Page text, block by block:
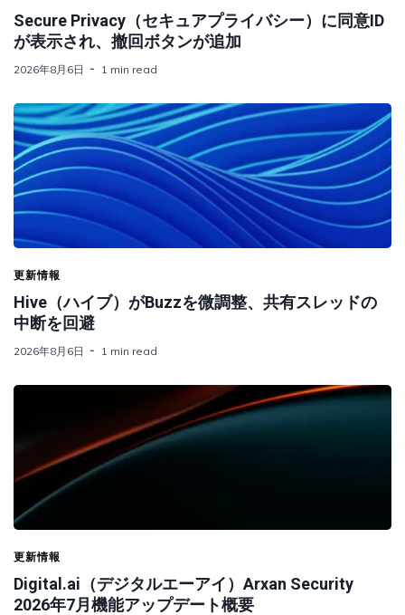
Secure Privacy（セキュアプライバシー）に同意ID
が表示され、撤回ボタンが追加
2026年8月6日 1 min read
更新情報
Hive（ハイブ）がBuzzを微調整、共有スレッドの
中断を回避
2026年8月6日 1 min read
更新情報
Digital.ai（デジタルエーアイ）Arxan Security
2026年7月機能アップデート概要